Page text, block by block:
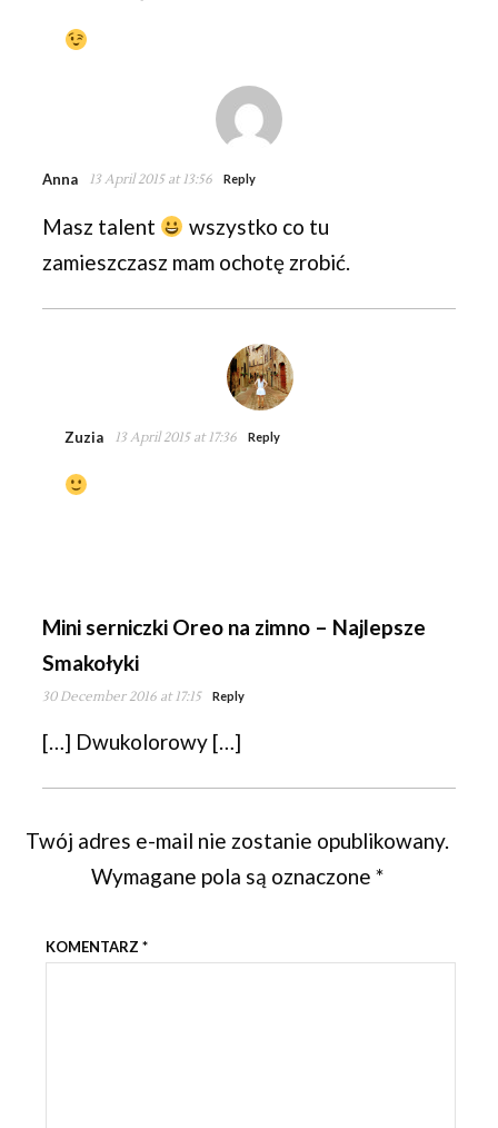
Anna 13 April 2015 at 13:56 Reply
Masz talent
wszystko co tu
zamieszczasz mam ochotę zrobić.
Zuzia 13 April 2015 at 17:36 Reply
Mini serniczki Oreo na zimno – Najlepsze
Smakołyki
30 December 2016 at 17:15 Reply
[…] Dwukolorowy […]
Twój adres e-mail nie zostanie opublikowany.
Wymagane pola są oznaczone *
KOMENTARZ *